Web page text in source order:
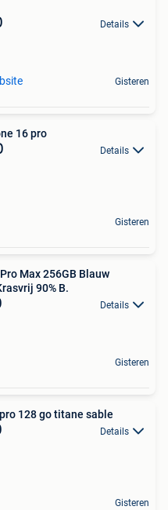
Details
Gisteren
16 pro
Details
Gisteren
Max 256GB Blauw
Krasvrij 90% B.
Details
Gisteren
128 go titane sable
Details
Gisteren